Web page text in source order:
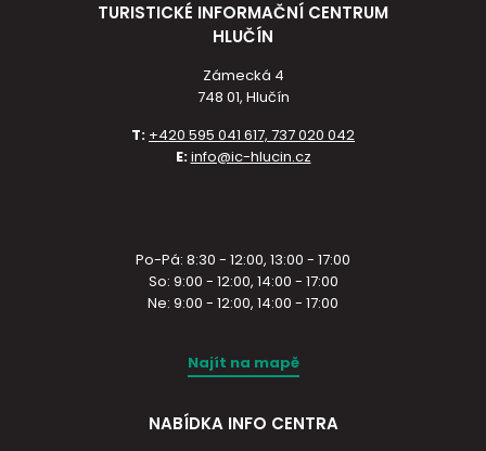
TURISTICKÉ INFORMAČNÍ CENTRUM
HLUČÍN
Zámecká 4
748 01, Hlučín
T: +420 595 041 617, 737 020 042
E:info@ic-hlucin.cz
Po-Pá: 8:30 - 12:00, 13:00 - 17:00
So: 9:00 - 12:00, 14:00 - 17:00
Ne: 9:00 - 12:00, 14:00 - 17:00
Najít na mapě
NABÍDKA INFO CENTRA